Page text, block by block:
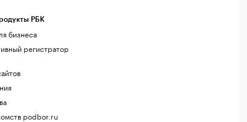
РБК
бизнеса
регистратор
podbor.ru